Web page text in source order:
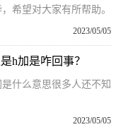
希望对大家有所帮助。
2023/05/05
h加是咋回事？
什么意思很多人还不知
2023/05/05